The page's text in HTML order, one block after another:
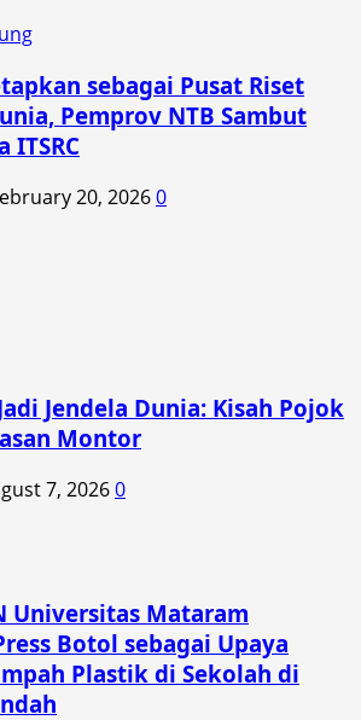
sebagai Pusat Riset
Pemprov NTB Sambut
20, 20260
Jendela Dunia: Kisah Pojok
Montor
7, 20260
Universitas Mataram
Botol sebagai Upaya
Plastik di Sekolah di